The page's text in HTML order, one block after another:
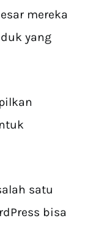
mereka
yang
satu
bisa